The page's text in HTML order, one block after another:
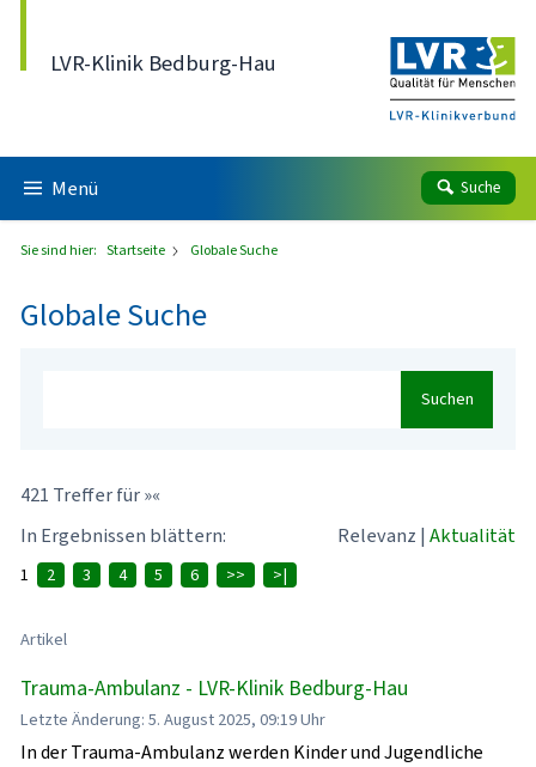
LVR-Klinik Bedburg-Hau
Menü Suche
Sie sind hier: Startseite Globale Suche
Globale Suche
Suchen
421 Treffer für »«
In Ergebnissen blättern:
Relevanz | Aktualität
1 2 3 4 5 6 >> >|
Artikel
Trauma-Ambulanz - LVR-Klinik Bedburg-Hau
Letzte Änderung: 5. August 2025, 09:19 Uhr
In der Trauma-Ambulanz werden Kinder und Jugendliche